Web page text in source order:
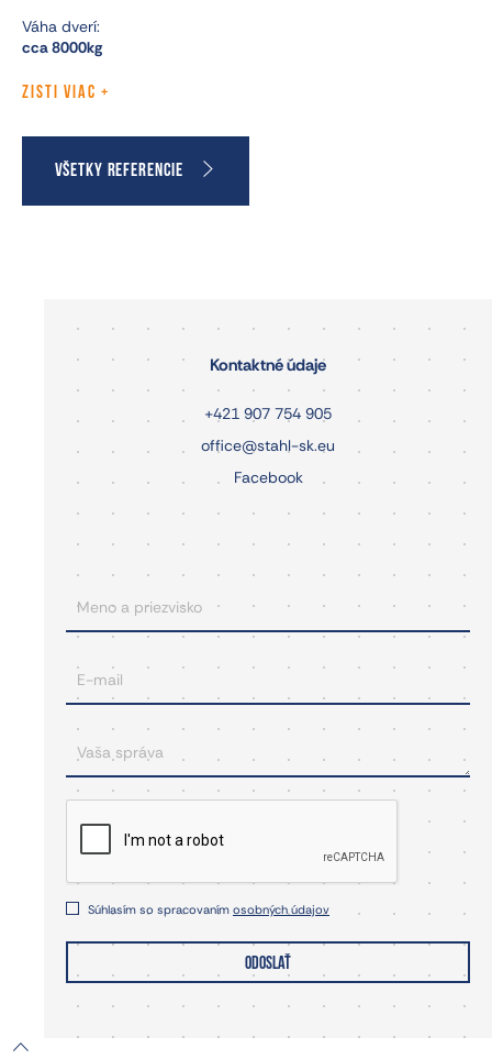
Váha dverí:
cca 8000kg
ZISTI VIAC
VŠETKY REFERENCIE
Kontaktné údaje
+421 907 754 905
office@stahl-sk.eu
Facebook
Súhlasím so spracovaním osobných údajov
ODOSLAŤ